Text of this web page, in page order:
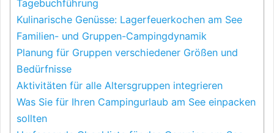
Tagebuchführung
Kulinarische Genüsse: Lagerfeuerkochen am See
Familien- und Gruppen-Campingdynamik
Planung für Gruppen verschiedener Größen und
Bedürfnisse
Aktivitäten für alle Altersgruppen integrieren
Was Sie für Ihren Campingurlaub am See einpacken
sollten